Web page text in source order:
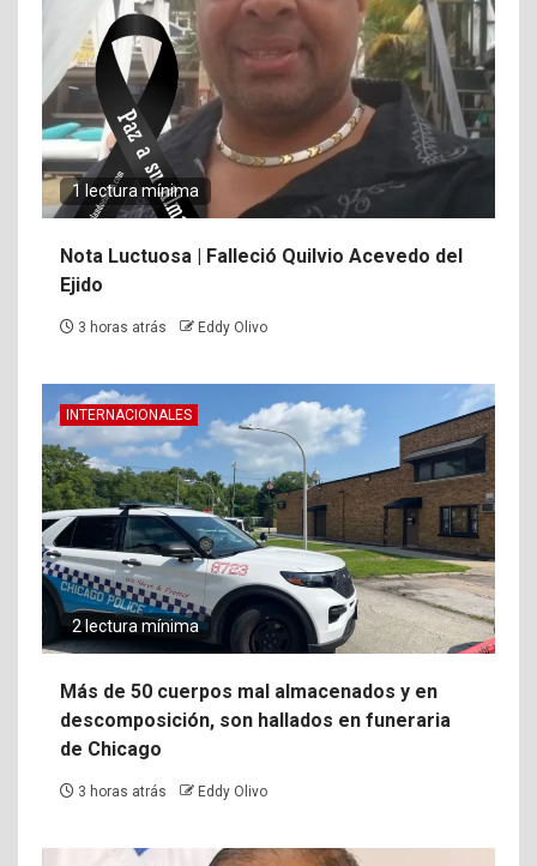
1 lectura mínima
Nota Luctuosa | Falleció Quilvio Acevedo del
Ejido
3 horas atrás Eddy Olivo
INTERNACIONALES
2 lectura mínima
Más de 50 cuerpos mal almacenados y en
descomposición, son hallados en funeraria
de Chicago
3 horas atrás Eddy Olivo